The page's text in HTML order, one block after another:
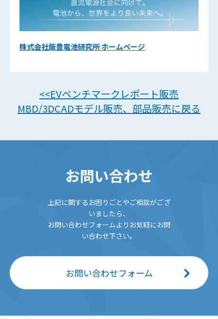
株式会社飯豊電池研究所 ホームページ
<<EVベンチマークレポート販売
MBD/3DCADモデル販売、部品販売に戻る
お問い合わせ
上記に関するお困りごとやご相談がござ
いましたら、
お問い合わせフォームよりお気軽にお問
い合わせ下さい。
お問い合わせフォーム